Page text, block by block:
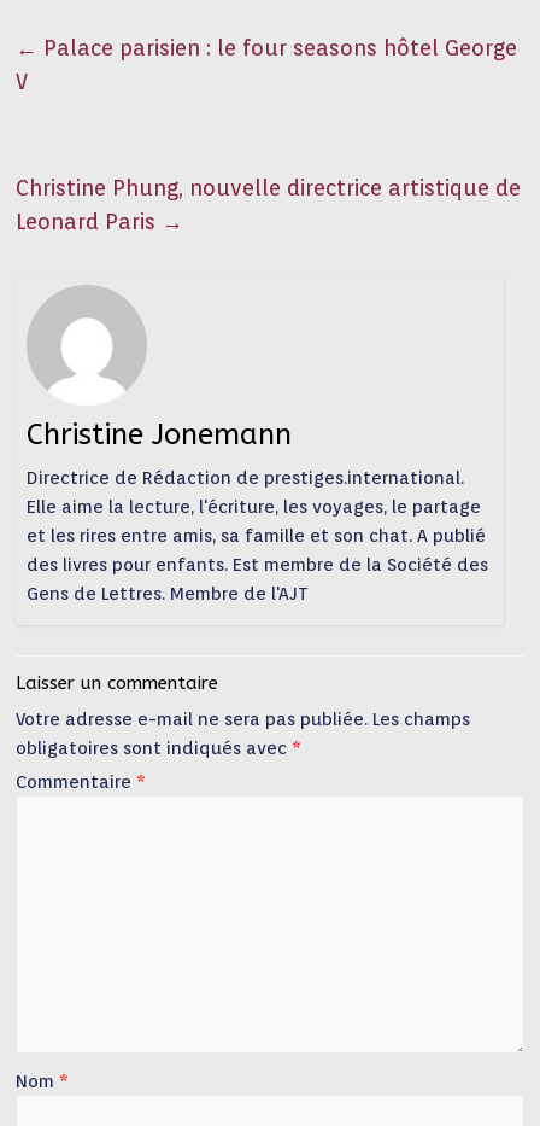
← Palace parisien : le four seasons hôtel George
V
Christine Phung, nouvelle directrice artistique de
Leonard Paris →
Christine Jonemann
Directrice de Rédaction de prestiges.international.
Elle aime la lecture, l'écriture, les voyages, le partage
et les rires entre amis, sa famille et son chat. A publié
des livres pour enfants. Est membre de la Société des
Gens de Lettres. Membre de l'AJT
Laisser un commentaire
Votre adresse e-mail ne sera pas publiée. Les champs
obligatoires sont indiqués avec *
Commentaire *
Nom *